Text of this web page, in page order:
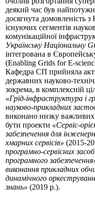
деякий час був
досягнута домовленість
існуючих сегментів
комунікаційної
Українську Національну
інтегрована в
(Enabling Grids for E-
Кафедра СП прийняла
державних науково-
зокрема, в комплексній
«Грід-інфраструктура і
науково-прикладних
виконано низку
бути проекти «Сервіс-
забезпечення для
хмарних сервісів» (2015-
програмно-сервісних
програмного
виконання прикладних
динамічного
знань» (2019 р.).